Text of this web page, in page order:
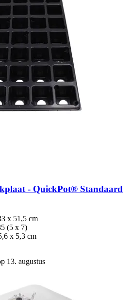
-​ QuickPot® Standaard
x 51,5 cm
(5 x 7)
x 5,3 cm
13. augustus